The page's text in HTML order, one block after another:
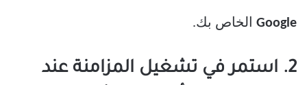
Google الخاص بك.
2. استمر في تشغيل المزامنة عند